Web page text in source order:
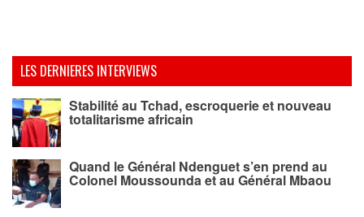
LES DERNIERES INTERVIEWS
Stabilité au Tchad, escroquerie et nouveau
totalitarisme africain
Quand le Général Ndenguet s’en prend au
Colonel Moussounda et au Général Mbaou